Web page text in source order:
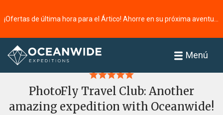
Menú
Página principal
PhotoFly Travel Club: Another
amazing expedition with Oceanwide!